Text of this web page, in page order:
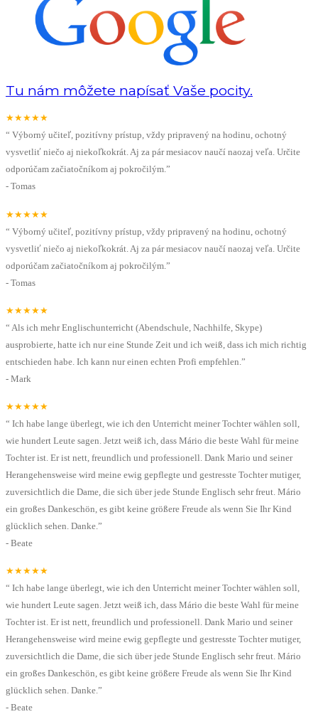
Tu nám môžete napísať Vaše pocity.
★★★★★
“ Výborný učiteľ, pozitívny prístup, vždy pripravený na hodinu, ochotný
vysvetliť niečo aj niekoľkokrát. Aj za pár mesiacov naučí naozaj veľa. Určite
odporúčam začiatočníkom aj pokročilým.”
- Tomas
★★★★★
“ Výborný učiteľ, pozitívny prístup, vždy pripravený na hodinu, ochotný
vysvetliť niečo aj niekoľkokrát. Aj za pár mesiacov naučí naozaj veľa. Určite
odporúčam začiatočníkom aj pokročilým. ”
- Tomas
★★★★★
“ Als ich mehr Englischunterricht (Abendschule, Nachhilfe, Skype)
ausprobierte, hatte ich nur eine Stunde Zeit und ich weiß, dass ich mich richtig
entschieden habe. Ich kann nur einen echten Profi empfehlen. ”
- Mark
★★★★★
“ Ich habe lange überlegt, wie ich den Unterricht meiner Tochter wählen soll,
wie hundert Leute sagen. Jetzt weiß ich, dass Mário die beste Wahl für meine
Tochter ist. Er ist nett, freundlich und professionell. Dank Mario und seiner
Herangehensweise wird meine ewig gepflegte und gestresste Tochter mutiger,
zuversichtlich die Dame, die sich über jede Stunde Englisch sehr freut. Mário
ein großes Dankeschön, es gibt keine größere Freude als wenn Sie Ihr Kind
glücklich sehen. Danke. ”
- Beate
★★★★★
“ Ich habe lange überlegt, wie ich den Unterricht meiner Tochter wählen soll,
wie hundert Leute sagen. Jetzt weiß ich, dass Mário die beste Wahl für meine
Tochter ist. Er ist nett, freundlich und professionell. Dank Mario und seiner
Herangehensweise wird meine ewig gepflegte und gestresste Tochter mutiger,
zuversichtlich die Dame, die sich über jede Stunde Englisch sehr freut. Mário
ein großes Dankeschön, es gibt keine größere Freude als wenn Sie Ihr Kind
glücklich sehen. Danke.”
- Beate